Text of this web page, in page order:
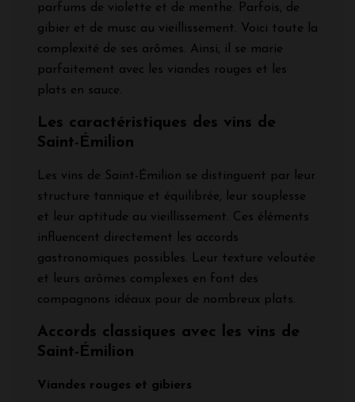
parfums de violette et de menthe. Parfois, de
gibier et de musc au vieillissement. Voici toute la
complexité de ses arômes. Ainsi, il se marie
parfaitement avec les viandes rouges et les
plats en sauce.
Les caractéristiques des vins de
Saint-Émilion
Les vins de Saint-Émilion se distinguent par leur
structure tannique et équilibrée, leur souplesse
et leur aptitude au vieillissement. Ces éléments
influencent directement les accords
gastronomiques possibles. Leur texture veloutée
et leurs arômes complexes en font des
compagnons idéaux pour de nombreux plats.
Accords classiques avec les vins de
Saint-Émilion
Viandes rouges et gibiers